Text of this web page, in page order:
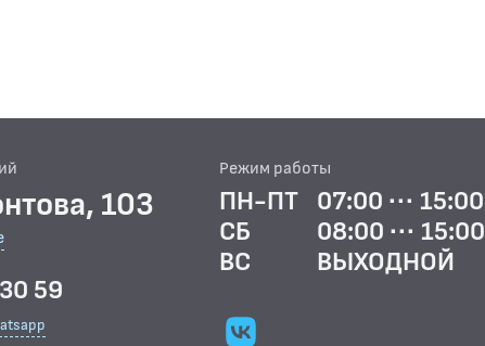
103
59
Режим работы
ПН-ПТ
07:00 ··· 15:00
СБ
08:00 ··· 15:00
ВС
ВЫХОДНОЙ